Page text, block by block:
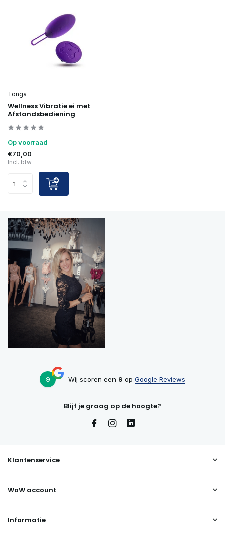
Tonga
Wellness Vibratie ei met
Afstandsbediening
Op voorraad
€70,00
Incl. btw
9 Wij scoren een 9 op Google Reviews
Blijf je graag op de hoogte?
Klantenservice
WoW account
Informatie